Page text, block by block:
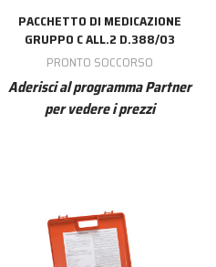
PACCHETTO DI MEDICAZIONE
GRUPPO C ALL.2 D.388/03
PRONTO SOCCORSO
Aderisci al programma Partner
per vedere i prezzi